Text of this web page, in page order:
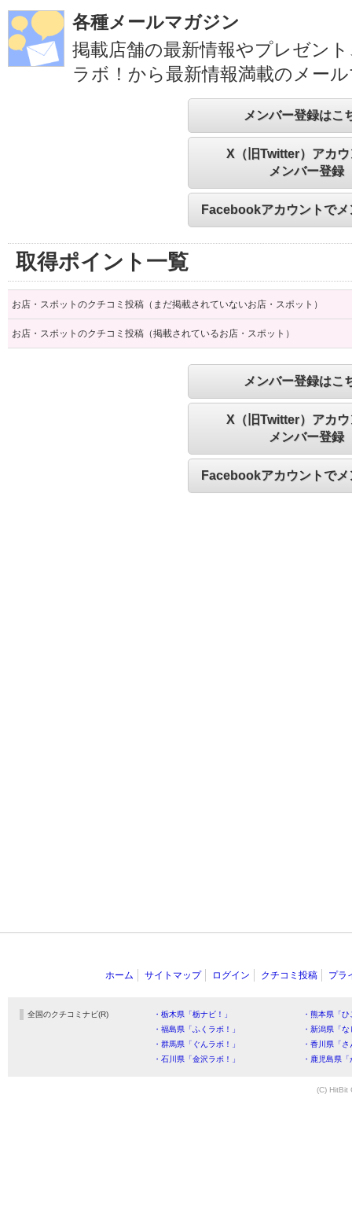
各種メールマガジン
掲載店舗の最新情報やプレゼン
ラボ！から最新情報満載のメー
メンバー登録はこ
X（旧Twitter）アカウ
メンバー登録
Facebookアカウントでメ
取得ポイント一覧
お店・スポットのクチコミ投稿（まだ掲載されていないお店・スポット）
お店・スポットのクチコミ投稿（掲載されているお店・スポット）
メンバー登録はこ
X（旧Twitter）アカウ
メンバー登録
Facebookアカウントでメ
ホーム サイトマップ ログイン クチコミ投稿 プラ
全国のクチコミナビ(R) ・栃木県「栃ナビ！」
・熊本県「
・福島県「ふくラボ！」
・新潟県「
・群馬県「ぐんラボ！」
・香川県「
・石川県「金沢ラボ！」
・鹿児島県
(C) HitBit